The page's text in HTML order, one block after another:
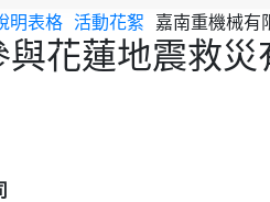
明表格 活動花絮 嘉南重機械有
花蓮地震救災